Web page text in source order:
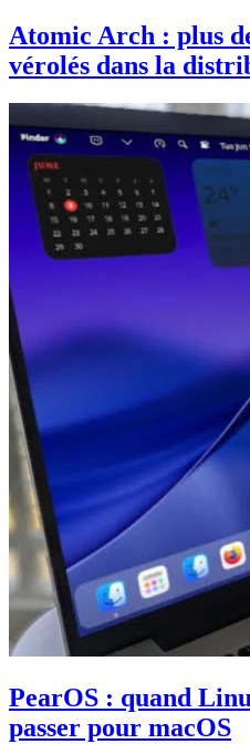
Atomic Arch : plus
vérolés dans la
PearOS : quand
passer pour macOS